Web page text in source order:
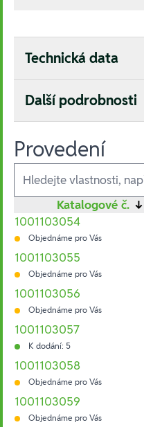
Technická data
Další podrobnosti
Provedení
Ausführungen
Katalogové č. ↓
1001103054
Objednáme pro Vás
1001103055
Objednáme pro Vás
1001103056
Objednáme pro Vás
1001103057
K dodání: 5
1001103058
Objednáme pro Vás
1001103059
Objednáme pro Vás